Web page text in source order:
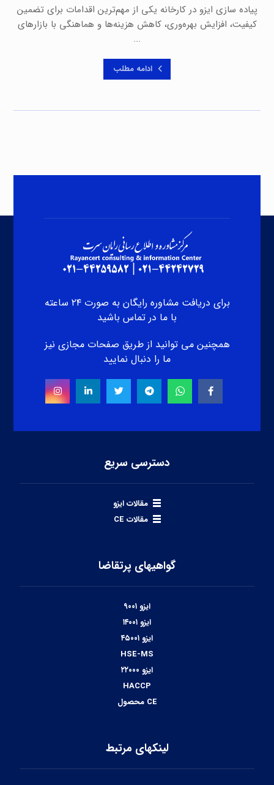
پیاده سازی ایزو در کارخانه یکی از مهم‌ترین اقدامات برای تضمین
کیفیت، افزایش بهره‌وری، کاهش هزینه‌ها و هماهنگی با بازارهای
...
ادامه مطلب
برای دریافت مشاوره رایگان به صورت ۲۴ ساعته
با ما در تماس باشید
همچنین می توانید از طریق صفحات مجازی نیز
ما را دنبال نمایید
دسترسی سریع
مقالات ایزو
مقالات CE
گواهیهای پرتقاضا
ایزو ۹۰۰۱
ایزو ۱۴۰۰۱
ایزو ۴۵۰۰۱
HSE-MS
ایزو ۲۲۰۰۰
HACCP
CE محصول
لینکهای مرتبط